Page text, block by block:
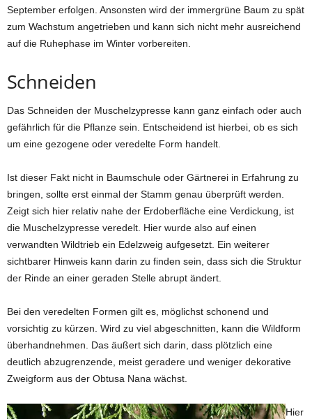
September erfolgen. Ansonsten wird der immergrüne Baum zu spät
zum Wachstum angetrieben und kann sich nicht mehr ausreichend
auf die Ruhephase im Winter vorbereiten.
Schneiden
Das Schneiden der Muschelzypresse kann ganz einfach oder auch
gefährlich für die Pflanze sein. Entscheidend ist hierbei, ob es sich
um eine gezogene oder veredelte Form handelt.
Ist dieser Fakt nicht in Baumschule oder Gärtnerei in Erfahrung zu
bringen, sollte erst einmal der Stamm genau überprüft werden.
Zeigt sich hier relativ nahe der Erdoberfläche eine Verdickung, ist
die Muschelzypresse veredelt. Hier wurde also auf einen
verwandten Wildtrieb ein Edelzweig aufgesetzt. Ein weiterer
sichtbarer Hinweis kann darin zu finden sein, dass sich die Struktur
der Rinde an einer geraden Stelle abrupt ändert.
Bei den veredelten Formen gilt es, möglichst schonend und
vorsichtig zu kürzen. Wird zu viel abgeschnitten, kann die Wildform
überhandnehmen. Das äußert sich darin, dass plötzlich eine
deutlich abzugrenzende, meist geradere und weniger dekorative
Zweigform aus der Obtusa Nana wächst.
Hier